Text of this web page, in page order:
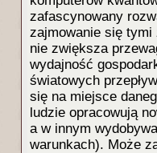
zafascynowany
zajmowanie się tymi
nie zwiększa
wydajność
światowych
się na miejsce
ludzie opracowują
a w innym
warunkach). Może